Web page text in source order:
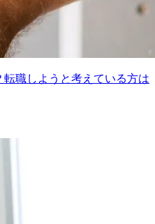
職しようと考えている方は